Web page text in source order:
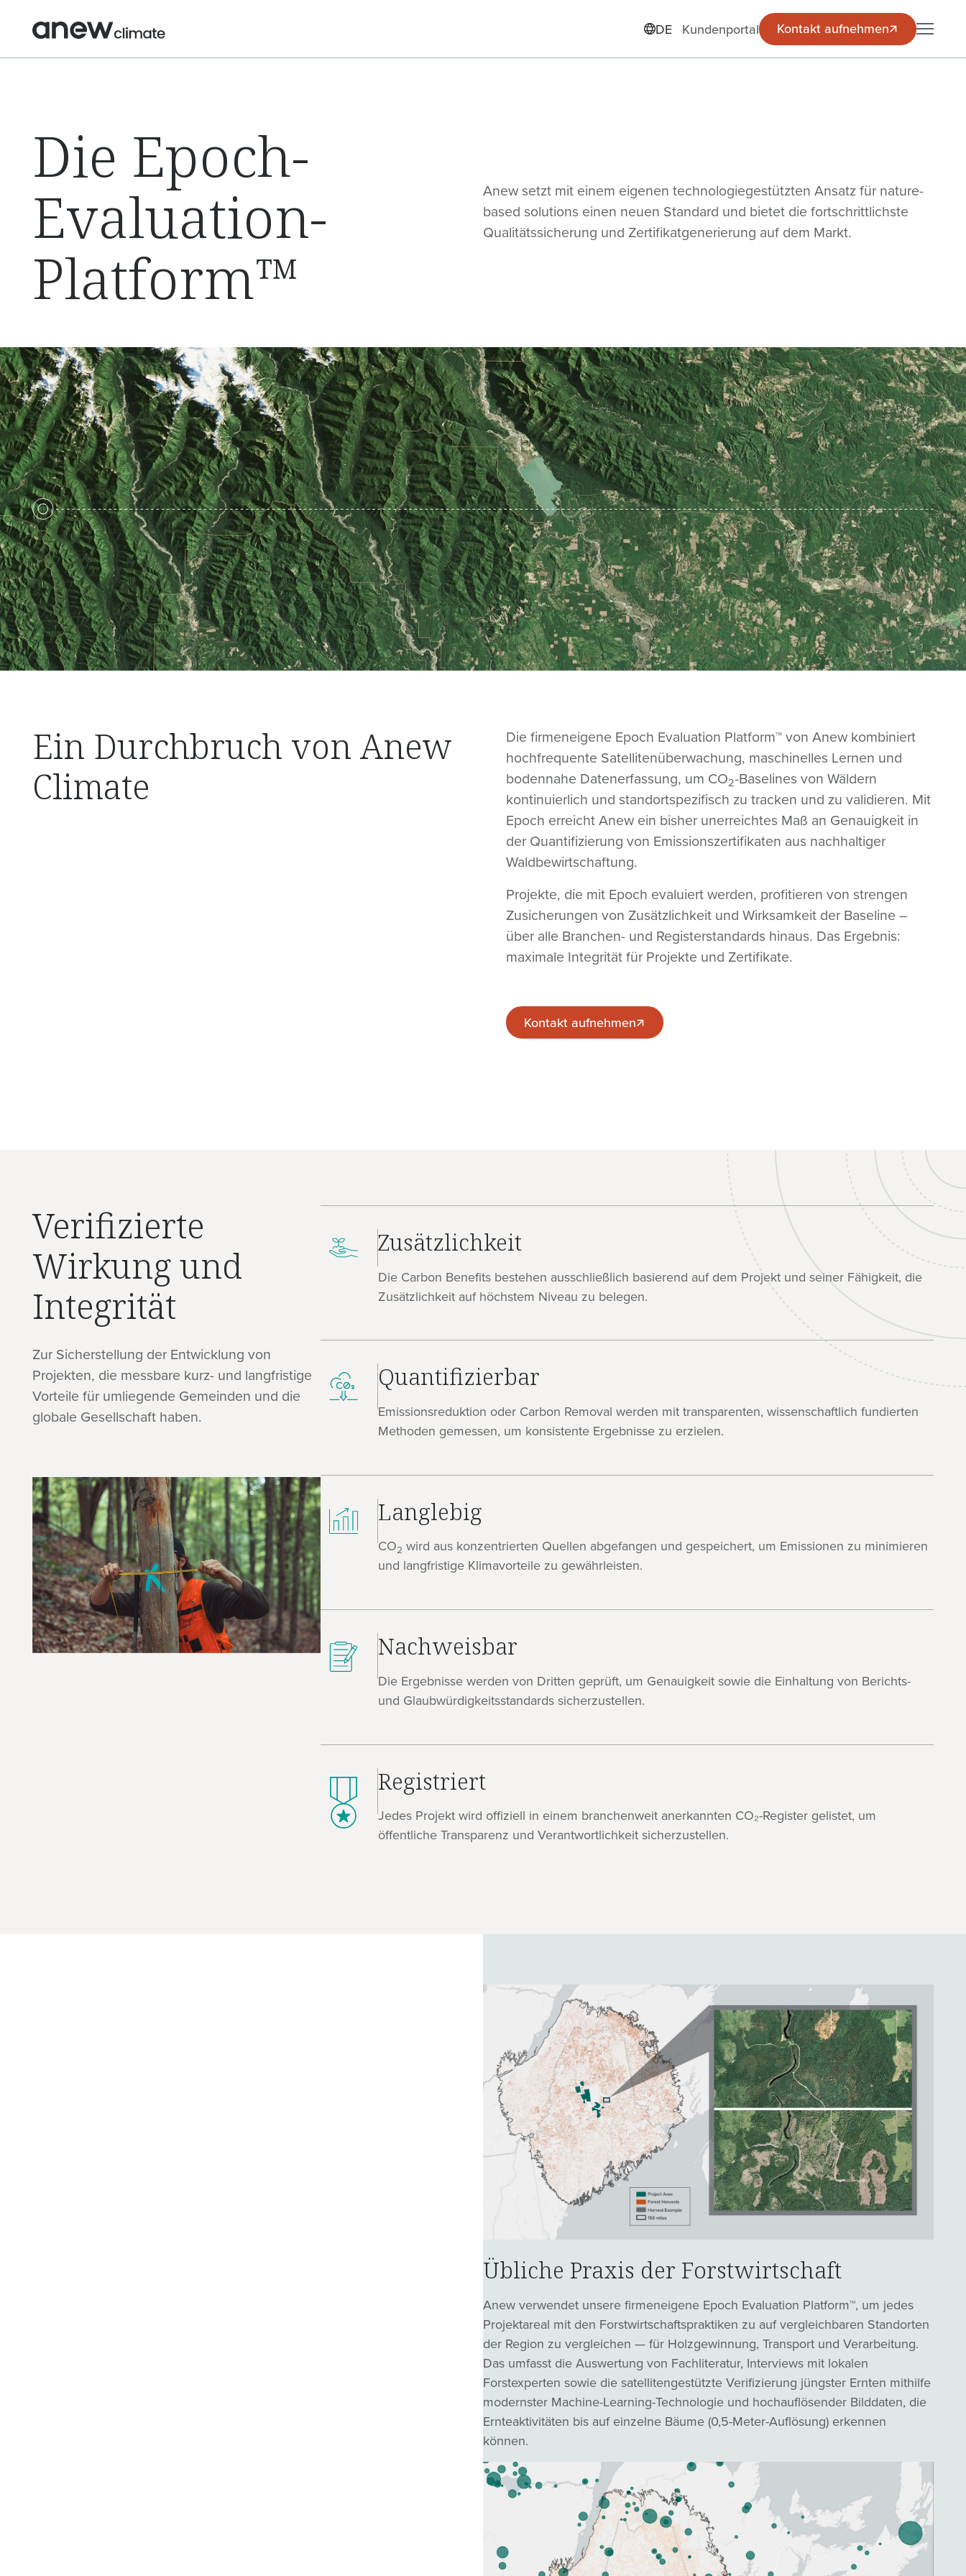
DE Kundenportal Kontakt aufnehmen
Kontakt aufnehmen
Die Epoch-
Evaluation-
Platform™
Anew setzt mit einem eigenen technologiegestützten Ansatz für nature-
based solutions einen neuen Standard und bietet die fortschrittlichste
Qualitätssicherung und Zertifikatgenerierung auf dem Markt.
Ein Durchbruch von Anew
Climate
Die firmeneigene Epoch Evaluation Platform™ von Anew kombiniert
hochfrequente Satellitenüberwachung, maschinelles Lernen und
bodennahe Datenerfassung, um CO2-Baselines von Wäldern
kontinuierlich und standortspezifisch zu tracken und zu validieren. Mit
Epoch erreicht Anew ein bisher unerreichtes Maß an Genauigkeit in
der Quantifizierung von Emissionszertifikaten aus nachhaltiger
Waldbewirtschaftung.
Projekte, die mit Epoch evaluiert werden, profitieren von strengen
Zusicherungen von Zusätzlichkeit und Wirksamkeit der Baseline –
über alle Branchen- und Registerstandards hinaus. Das Ergebnis:
maximale Integrität für Projekte und Zertifikate.
Kontakt aufnehmen
Verifizierte
Wirkung und
Integrität
Zur Sicherstellung der Entwicklung von
Projekten, die messbare kurz- und langfristige
Vorteile für umliegende Gemeinden und die
globale Gesellschaft haben.
Zusätzlichkeit
Die Carbon Benefits bestehen ausschließlich basierend auf dem Projekt und seiner Fähigkeit, die
Zusätzlichkeit auf höchstem Niveau zu belegen.
Quantifizierbar
Emissionsreduktion oder Carbon Removal werden mit transparenten, wissenschaftlich fundierten
Methoden gemessen, um konsistente Ergebnisse zu erzielen.
Langlebig
CO2 wird aus konzentrierten Quellen abgefangen und gespeichert, um Emissionen zu minimieren
und langfristige Klimavorteile zu gewährleisten.
Nachweisbar
Die Ergebnisse werden von Dritten geprüft, um Genauigkeit sowie die Einhaltung von Berichts-
und Glaubwürdigkeitsstandards sicherzustellen.
Registriert
Jedes Projekt wird offiziell in einem branchenweit anerkannten CO₂-Register gelistet, um
öffentliche Transparenz und Verantwortlichkeit sicherzustellen.
Übliche Praxis der Forstwirtschaft
Anew verwendet unsere firmeneigene Epoch Evaluation Platform™, um jedes
Projektareal mit den Forstwirtschaftspraktiken zu auf vergleichbaren Standorten
der Region zu vergleichen — für Holzgewinnung, Transport und Verarbeitung.
Das umfasst die Auswertung von Fachliteratur, Interviews mit lokalen
Forstexperten sowie die satellitengestützte Verifizierung jüngster Ernten mithilfe
modernster Machine-Learning-Technologie und hochauflösender Bilddaten, die
Ernteaktivitäten bis auf einzelne Bäume (0,5-Meter-Auflösung) erkennen
können.